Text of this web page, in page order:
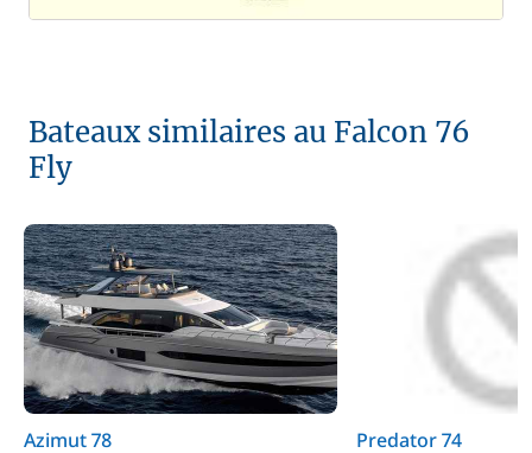
Bateaux similaires au Falcon 76
Fly
Azimut 78 Predator 74